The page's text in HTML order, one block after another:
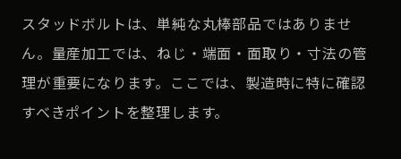
スタッドボルトは、単純な丸棒部品ではありませ
ん。量産加工では、ねじ・端面・面取り・寸法の管
理が重要になります。ここでは、製造時に特に確認
すべきポイントを整理します。